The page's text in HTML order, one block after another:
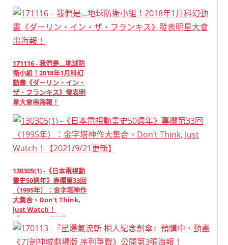
171116 - 我們是...地球防
衛小組！2018年1月科幻
動畫《ダーリン・イン・
ザ・フランキス》發表明
星大會串海報！
130305(1) -《日本電視動
畫史50週年》專欄第33回
（1995年）：金字塔神作
大集合、Don't Think,
Just Watch！
【2021/9/21更新】